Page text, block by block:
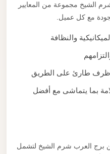
الشيخ مجموعة من المعايير
مع كل عميل.
والنظافة
طارئ على الطريق
بما يتماشى مع أفضل
برج العرب شرم الشيخ لتشمل